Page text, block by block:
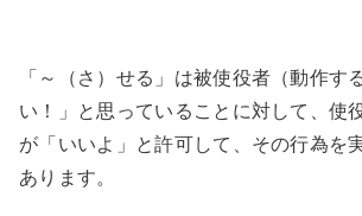
「～（さ）せる」は被使役者（動作す
い！」と思っていることに対して、使
が「いいよ」と許可して、その行為を
あります。